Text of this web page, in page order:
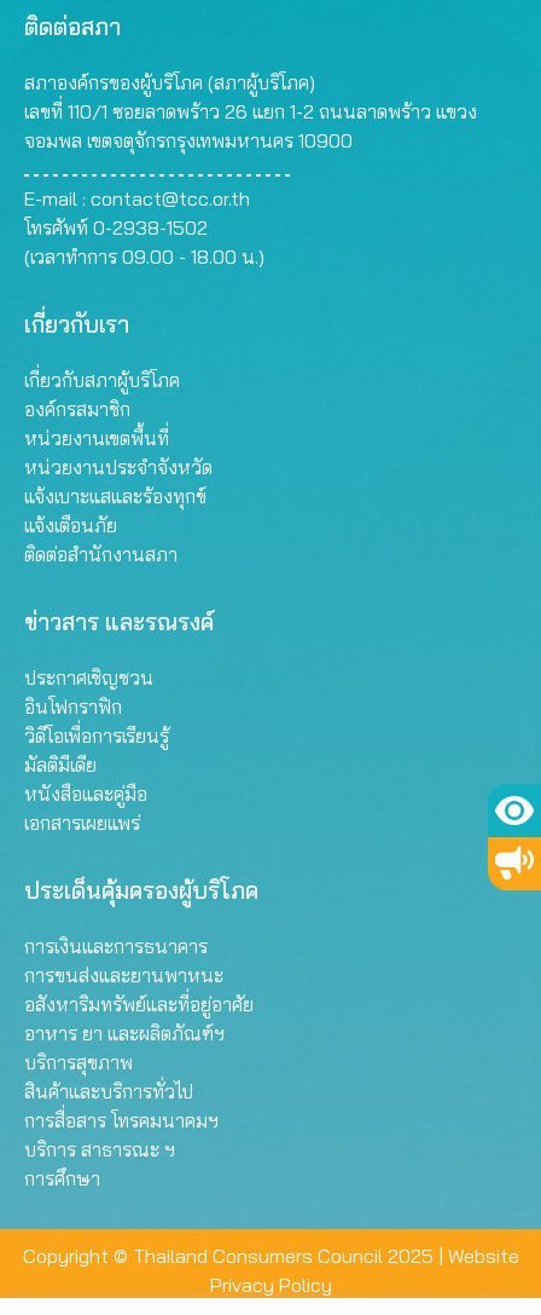
ติดต่อสภา
สภาองค์กรของผู้บริโภค (สภาผู้บริโภค)
เลขที่ 110/1 ซอยลาดพร้าว 26 แยก 1-2 ถนนลาดพร้าว แขวง
จอมพล เขตจตุจักรกรุงเทพมหานคร 10900
E-mail : contact@tcc.or.th
โทรศัพท์ 0-2938-1502
(เวลาทำการ 09.00 - 18.00 น.)
เกี่ยวกับเรา
เกี่ยวกับสภาผู้บริโภค
องค์กรสมาชิก
หน่วยงานเขตพื้นที่
หน่วยงานประจำจังหวัด
แจ้งเบาะแสและร้องทุกข์
แจ้งเตือนภัย
ติดต่อสำนักงานสภา
ข่าวสาร และรณรงค์
ประกาศเชิญชวน
อินโฟกราฟิก
วิดีโอเพื่อการเรียนรู้
มัลติมีเดีย
หนังสือและคู่มือ
เอกสารเผยแพร่
ประเด็นคุ้มครองผู้บริโภค
การเงินและการธนาคาร
การขนส่งและยานพาหนะ
อสังหาริมทรัพย์และที่อยู่อาศัย
อาหาร ยา และผลิตภัณฑ์ฯ
บริการสุขภาพ
สินค้าและบริการทั่วไป
การสื่อสาร โทรคมนาคมฯ
บริการ สาธารณะ ฯ
การศึกษา
Copyright © Thailand Consumers Council 2025 | Website
Privacy Policy